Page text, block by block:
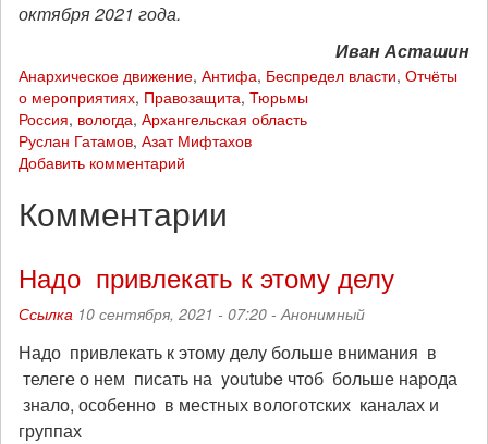
октября 2021 года.
Иван Асташин
Анархическое движение, Антифа, Беспредел власти, Отчёты
о мероприятиях, Правозащита, Тюрьмы
Россия, вологда, Архангельская область
Руслан Гатамов, Азат Мифтахов
Добавить комментарий
Комментарии
Надо привлекать к этому делу
Ссылка 10 сентября, 2021 - 07:20 -Анонимный
Надо привлекать к этому делу больше внимания в
телеге о нем писать на youtube чтоб больше народа
знало, особенно в местных вологотских каналах и
группах